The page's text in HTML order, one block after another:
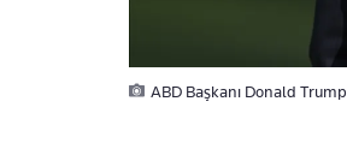
ABD Başkanı Donald Trump